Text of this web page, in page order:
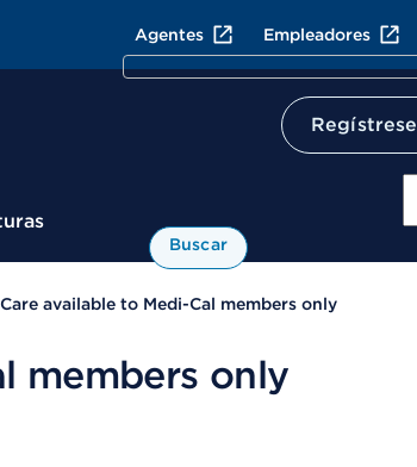
Agentes Empleadores
Regístrese
Buscar
available to Medi-Cal members only
members only